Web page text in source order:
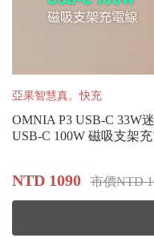
亞果智慧真。快充
OMNIA P3 USB-C 33W
USB-C 100W 磁吸支架
NTD 1090 市價NTD